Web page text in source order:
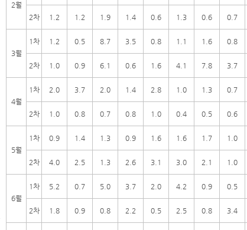
2월
2차 1.2 1.2 1.9 1.4 0.6 1.3 0.6 0.7
3월
1차 1.2 0.5 8.7 3.5 0.8 1.1 1.6 0.8
2차 1.0 0.9 6.1 0.6 1.6 4.1 7.8 3.7
4월
1차 2.0 3.7 2.0 1.4 2.8 1.0 1.3 0.7
2차 1.0 0.8 0.7 0.8 1.0 0.4 0.5 0.6
5월
1차 0.9 1.4 1.3 0.9 1.6 1.6 1.7 1.0
2차 4.0 2.5 1.3 2.6 3.1 3.0 2.1 1.0
6월
1차 5.2 0.7 5.0 3.7 2.0 4.2 0.9 0.5
2차 1.8 0.9 0.8 2.2 0.5 2.5 0.8 3.4